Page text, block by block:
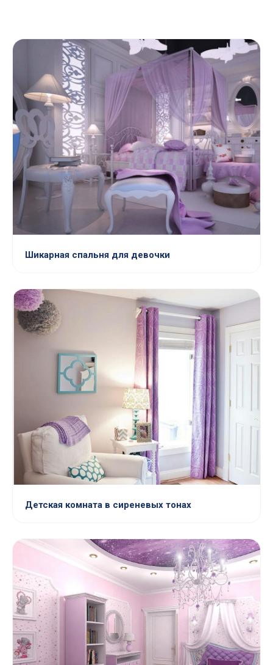
Шикарная спальня для девочки
Детская комната в сиреневых тонах